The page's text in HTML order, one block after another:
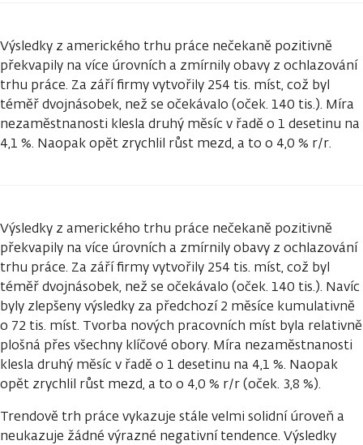
Výsledky z amerického trhu práce nečekaně pozitivně
překvapily na více úrovních a zmírnily obavy z ochlazování
trhu práce. Za září firmy vytvořily 254 tis. míst, což byl
téměř dvojnásobek, než se očekávalo (oček. 140 tis.). Míra
nezaměstnanosti klesla druhý měsíc v řadě o 1 desetinu na
4,1 %. Naopak opět zrychlil růst mezd, a to o 4,0 % r/r.
Výsledky z amerického trhu práce nečekaně pozitivně
překvapily na více úrovních a zmírnily obavy z ochlazování
trhu práce. Za září firmy vytvořily 254 tis. míst, což byl
téměř dvojnásobek, než se očekávalo (oček. 140 tis.). Navíc
byly zlepšeny výsledky za předchozí 2 měsíce kumulativně
o 72 tis. míst. Tvorba nových pracovních míst byla relativně
plošná přes všechny klíčové obory. Míra nezaměstnanosti
klesla druhý měsíc v řadě o 1 desetinu na 4,1 %. Naopak
opět zrychlil růst mezd, a to o 4,0 % r/r (oček. 3,8 %).
Trendově trh práce vykazuje stále velmi solidní úroveň a
neukazuje žádné výrazné negativní tendence. Výsledky